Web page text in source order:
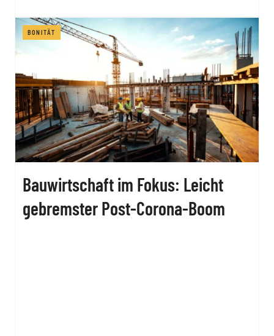
BONITÄT
Bauwirtschaft im Fokus: Leicht
gebremster Post-Corona-Boom